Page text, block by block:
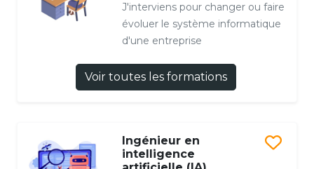
J'interviens pour changer ou faire
évoluer le système informatique
d'une entreprise
Voir toutes les formations
Ingénieur en
intelligence